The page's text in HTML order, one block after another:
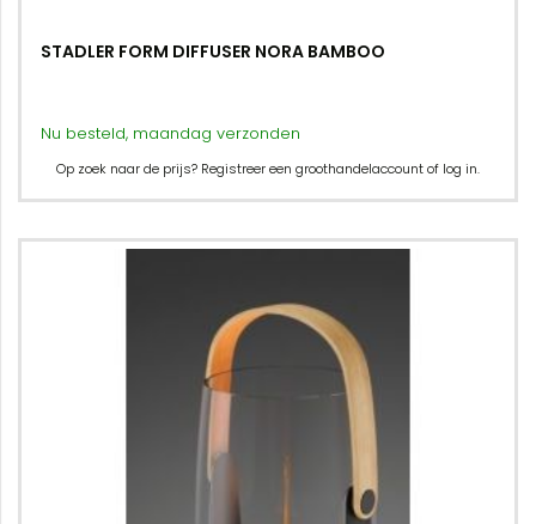
STADLER FORM DIFFUSER NORA BAMBOO
Nu besteld, maandag verzonden
Op zoek naar de prijs? Registreer een groothandelaccount of log in.